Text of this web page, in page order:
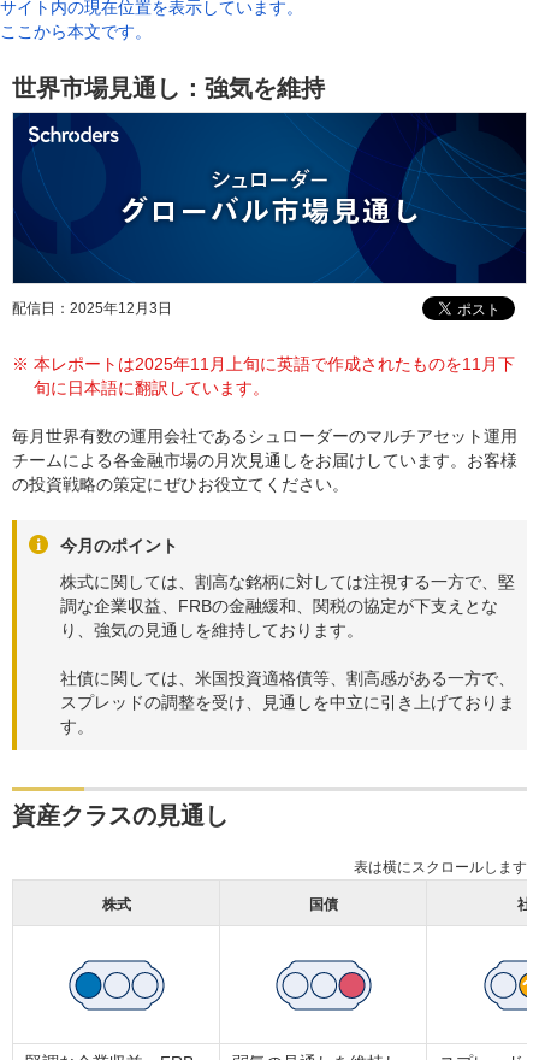
サイト内の現在位置を表示しています。
ここから本文です。
世界市場見通し：強気を維持
配信日：2025年12月3日
※ 本レポートは2025年11月上旬に英語で作成されたものを11月下
旬に日本語に翻訳しています。
毎月世界有数の運用会社であるシュローダーのマルチアセット運用
チームによる各金融市場の月次見通しをお届けしています。お客様
の投資戦略の策定にぜひお役立てください。
今月のポイント
株式に関しては、割高な銘柄に対しては注視する一方で、堅
調な企業収益、FRBの金融緩和、関税の協定が下支えとな
り、強気の見通しを維持しております。
社債に関しては、米国投資適格債等、割高感がある一方で、
スプレッドの調整を受け、見通しを中立に引き上げておりま
す。
資産クラスの見通し
株式 国債 社